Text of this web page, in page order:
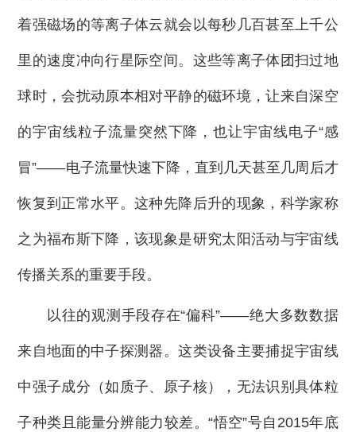
着强磁场的等离子体云就会以每秒几百甚至上千公
里的速度冲向行星际空间。这些等离子体团扫过地
球时，会扰动原本相对平静的磁环境，让来自深空
的宇宙线粒子流量突然下降，也让宇宙线电子“感
冒”——电子流量快速下降，直到几天甚至几周后才
恢复到正常水平。这种先降后升的现象，科学家称
之为福布斯下降，该现象是研究太阳活动与宇宙线
传播关系的重要手段。
以往的观测手段存在“偏科”——绝大多数数据
来自地面的中子探测器。这类设备主要捕捉宇宙线
中强子成分（如质子、原子核），无法识别具体粒
子种类且能量分辨能力较差。“悟空”号自2015年底